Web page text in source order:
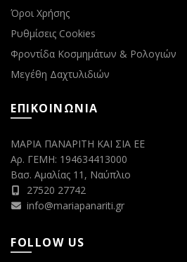
Όροι Χρήσης
Ρυθμίσεις Cookies
Φροντίδα Κοσμημάτων & Ρολογιών
Μεγέθη Δαχτυλιδιών
ΕΠΙΚΟΙΝΩΝΙΑ
ΜΑΡΙΑ ΠΑΝΑΡΙΤΗ ΚΑΙ ΣΙΑ ΕΕ
Αρ. ΓΕΜΗ: 194634413000
Βασ. Αμαλίας 11, Ναύπλιο
27520 27742
info@mariapanariti.gr
FOLLOW US